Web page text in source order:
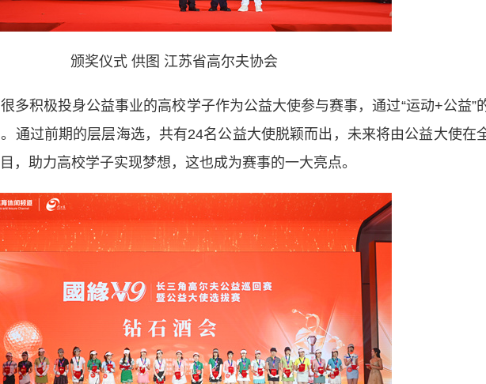
颁奖仪式 供图 江苏省高尔夫协会
积极投身公益事业的高校学子作为公益大使参与赛事，通过“运动+公益”
通过前期的层层海选，共有24名公益大使脱颖而出，未来将由公益大使在
，助力高校学子实现梦想，这也成为赛事的一大亮点。